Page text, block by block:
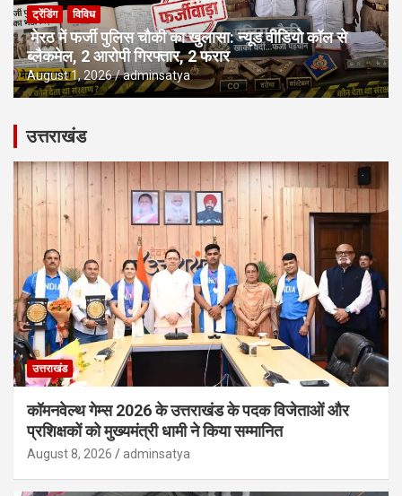
ट्रेंडिंग विविध
मेरठ में फर्जी पुलिस चौकी का खुलासा: न्यूड वीडियो कॉल से
ब्लैकमेल, 2 आरोपी गिरफ्तार, 2 फरार
August 1, 2026 adminsatya
उत्तराखंड
उत्तराखंड
कॉमनवेल्थ गेम्स 2026 के उत्तराखंड के पदक विजेताओं और
प्रशिक्षकों को मुख्यमंत्री धामी ने किया सम्मानित
August 8, 2026 adminsatya